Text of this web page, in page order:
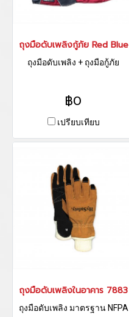
ถุงมือดับเพลิงกู้ภัย Red Blue
ถุงมือดับเพลิง + ถุงมือกู้ภัย
฿0
เปรียบเทียบ
ถุงมือดับเพลิงในอาคาร 7883
ถุงมือดับเพลิง มาตรฐาน NFPA